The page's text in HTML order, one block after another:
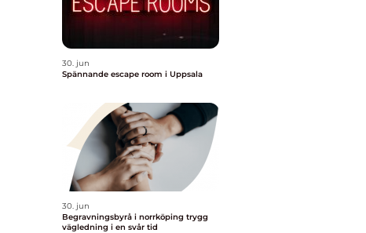
30. jun
Spännande escape room i Uppsala
30. jun
Begravningsbyrå i norrköping trygg
vägledning i en svår tid